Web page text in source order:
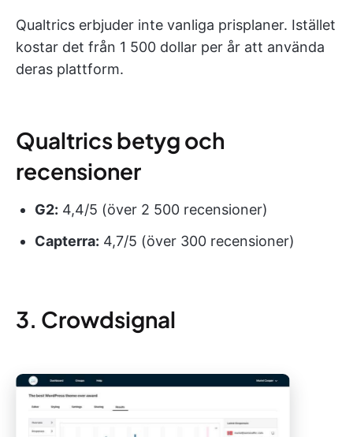
Qualtrics erbjuder inte vanliga prisplaner. Istället
kostar det från 1 500 dollar per år att använda
deras plattform.
Qualtrics betyg och
recensioner
G2: 4,4/5 (över 2 500 recensioner)
Capterra: 4,7/5 (över 300 recensioner)
3. Crowdsignal